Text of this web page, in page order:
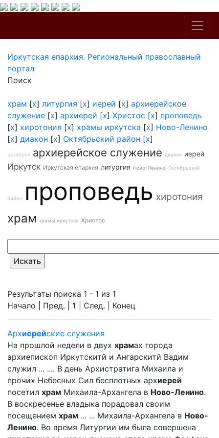
Иркутская епархия. Региональный православный
портал
Поиск
храм [x] литургия [x] иерей [x] архиерейское
служение [x] архиерей [x] Христос [x] проповедь
[x] хиротония [x] храмы иркутска [x] Ново-Ленино
[x] диакон [x] Октябрьский район [x]
архиерей архиерейское служение диакон иерей
Иркутск Иркутская епархия литургия Ново-Ленино Октябрьский
район проповедь хиротония
храм храмы иркутска Христос
Результаты поиска 1 - 1 из 1
Начало | Пред. | 1 | След. | Конец
Архиерейские служения
На прошлой недели в двух храмах города
архиепископ Иркутскитй и Ангарскитй Вадим
служил ... .... В день Архистратига Михаила и
прочих Небесных Сил бесплотных архиерей
посетил храм Михаила-Архангела в Ново-Ленино.
В воскресенье владыка порадовал своим
посещением храм ... ... Михаила-Архангела в Ново-
Ленино. Во время Литургии им была совершена